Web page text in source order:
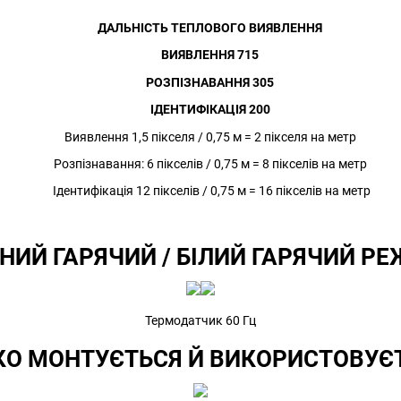
ДАЛЬНІСТЬ ТЕПЛОВОГО ВИЯВЛЕННЯ
ВИЯВЛЕННЯ 715
РОЗПІЗНАВАННЯ 305
ІДЕНТИФІКАЦІЯ 200
Виявлення 1,5 пікселя / 0,75 м = 2 пікселя на метр
Розпізнавання: 6 пікселів / 0,75 м = 8 пікселів на метр
Ідентифікація 12 пікселів / 0,75 м = 16 пікселів на метр
ГАРЯЧИЙ / БІЛИЙ ГАРЯЧИЙ
Термодатчик 60 Гц
МОНТУЄТЬСЯ Й